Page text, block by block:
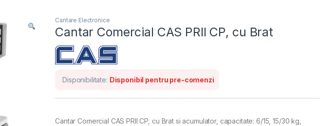
Cantare Electronice
Cantar Comercial CAS PRII CP, cu Brat
Disponibilitate: Disponibil pentru pre-comenzi
Cantar Comercial CAS PRII CP, cu Brat si acumulator, capacitate: 6/15, 15/30 kg,